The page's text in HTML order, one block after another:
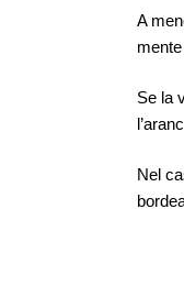
A
Se la
Nel